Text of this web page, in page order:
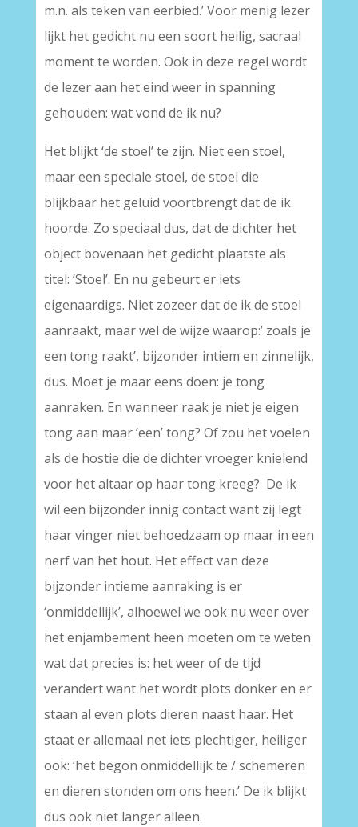
m.n. als teken van eerbied.’ Voor menig lezer
lijkt het gedicht nu een soort heilig, sacraal
moment te worden. Ook in deze regel wordt
de lezer aan het eind weer in spanning
gehouden: wat vond de ik nu?
Het blijkt ‘de stoel’ te zijn. Niet een stoel,
maar een speciale stoel, de stoel die
blijkbaar het geluid voortbrengt dat de ik
hoorde. Zo speciaal dus, dat de dichter het
object bovenaan het gedicht plaatste als
titel: ‘Stoel’. En nu gebeurt er iets
eigenaardigs. Niet zozeer dat de ik de stoel
aanraakt, maar wel de wijze waarop:’ zoals je
een tong raakt’, bijzonder intiem en zinnelijk,
dus. Moet je maar eens doen: je tong
aanraken. En wanneer raak je niet je eigen
tong aan maar ‘een’ tong? Of zou het voelen
als de hostie die de dichter vroeger knielend
voor het altaar op haar tong kreeg? De ik
wil een bijzonder innig contact want zij legt
haar vinger niet behoedzaam op maar in een
nerf van het hout. Het effect van deze
bijzonder intieme aanraking is er
‘onmiddellijk’, alhoewel we ook nu weer over
het enjambement heen moeten om te weten
wat dat precies is: het weer of de tijd
verandert want het wordt plots donker en er
staan al even plots dieren naast haar. Het
staat er allemaal net iets plechtiger, heiliger
ook: ‘het begon onmiddellijk te / schemeren
en dieren stonden om ons heen.’ De ik blijkt
dus ook niet langer alleen.